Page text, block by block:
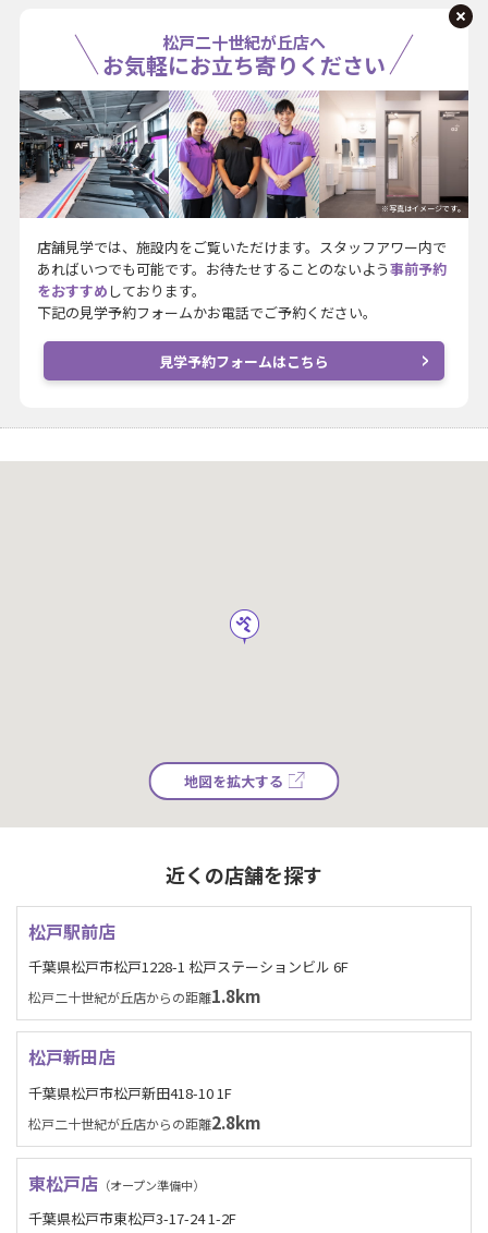
松戸二十世紀が丘店へ
お気軽にお立ち寄りください
※写真はイメージです。
店舗見学では、施設内をご覧いただけます。スタッフアワー内で
あればいつでも可能です。お待たせすることのないよう事前予約
をおすすめ しております。
下記の見学予約フォームかお電話でご予約ください。
見学予約フォームはこちら
地図を拡大する
近くの店舗を探す
松戸駅前店
千葉県松戸市松戸1228-1 松戸ステーションビル 6F
松戸二十世紀が丘店からの距離1.8km
松戸新田店
千葉県松戸市松戸新田418-10 1F
松戸二十世紀が丘店からの距離2.8km
東松戸店 （オープン準備中）
千葉県松戸市東松戸3-17-24 1-2F